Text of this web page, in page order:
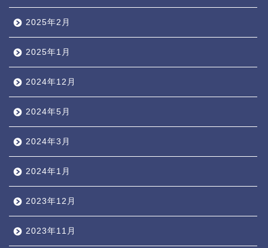
2025年2月
2025年1月
2024年12月
2024年5月
2024年3月
2024年1月
2023年12月
2023年11月